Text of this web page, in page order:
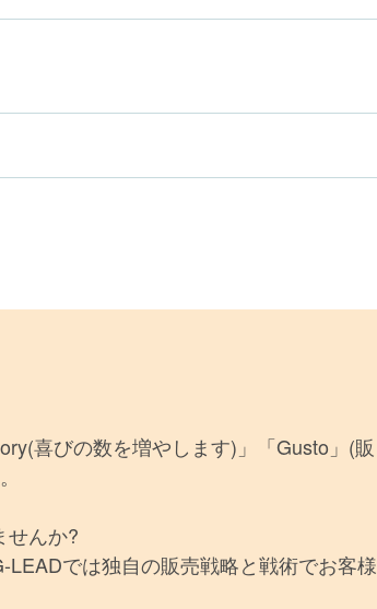
喜びの数を増やします)」「Gusto」(販
せんか?
では独自の販売戦略と戦術でお客様